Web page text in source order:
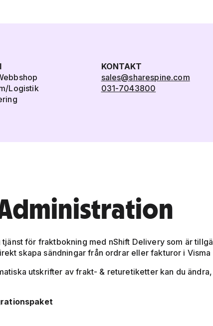
Logistik
KONTAKT
sales@sharespine.com
031-7043800
för fraktbokning med nShift Delivery som är
skapa sändningar från ordrar eller fakturor i
utskrifter av frakt- & returetiketter kan du